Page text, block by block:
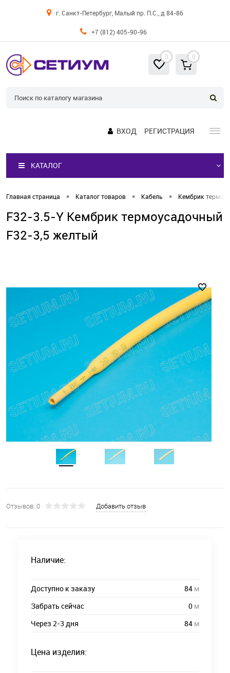
г. Санкт-Петербург, Малый пр. П.С., д 84-86
+7 (812) 405-90-96
0 0
ВХОД РЕГИСТРАЦИЯ
КАТАЛОГ
Главная страница • Каталог товаров • Кабель • Кембрик
F32-3.5-Y Кембрик термоусадочный
F32-3,5 желтый
Отзывов: 0 Добавить отзыв
Наличие:
Доступно к заказу 84 м
Забрать сейчас
0 м
Через 2-3 дня
84 м
Цена изделия: